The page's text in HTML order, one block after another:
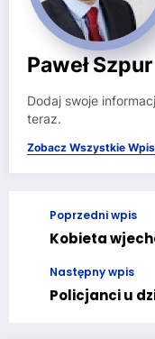
Paweł Szpur
Dodaj swoje
teraz.
Zobacz Wszystkie
Poprzedni wpis
Kobieta
Następny wpis
Policjanci u